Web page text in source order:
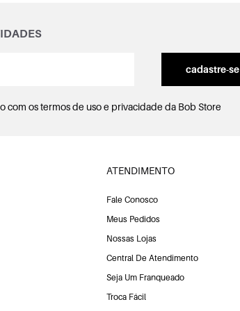
cadastre-se
com ostermos de uso e privacidadeda Bob Store
ATENDIMENTO
Fale Conosco
Meus Pedidos
Nossas Lojas
Central De Atendimento
Seja Um Franqueado
Troca Fácil